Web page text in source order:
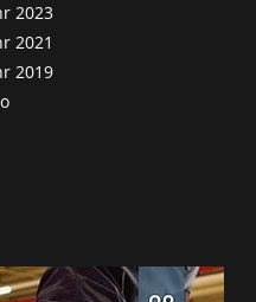
2023
2021
2019